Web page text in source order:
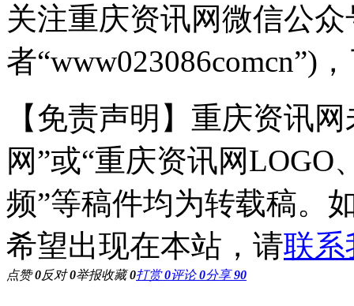
关注重庆资讯网微信公
者“www023086comcn”)
【免责声明】重庆资讯
网”或“重庆资讯网
频”等稿件均为转载稿。
希望出现在本站，请联系
点赞0反对0举报收藏0打赏0评论0分享90